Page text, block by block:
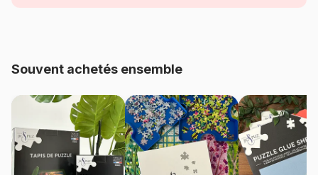
Référence Cobble-Hill-80358
EAN 625012400725
Nombre de pièces 1000 pièces
Souvent achetés ensemble